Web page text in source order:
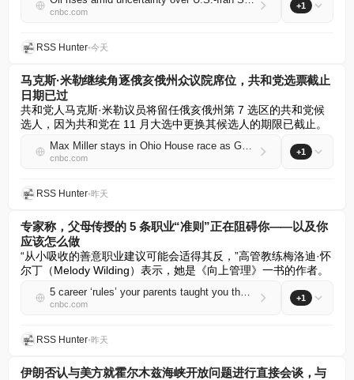
cnbc.com
+1
RSS Hunter•今天
马克斯·米勒继续角逐俄亥俄州众议院席位，共和党选票截止
日期已过
共和党人马克斯·米勒议员将留任俄亥俄州第 7 选区的共和党候
选人，因为共和党在 11 月大选中更换其候选人的期限已截止。
Max Miller stays in Ohio House race as GOP ballot deadline passes
cnbc.com
+1
RSS Hunter•昨天
专家称，父母传授的 5 条职业“准则”正在阻碍你——以及你
应该怎么做
“从小吸收的善意职业建议可能会适得其反，”高管教练梅洛迪·怀
尔丁（Melody Wilding）表示，她是《向上管理》一书的作者。
5 career ‘rules’ your parents taught you that are working against you, says expert—and what to do instead
cnbc.com
+1
RSS Hunter•昨天
伊朗否认与美方就霍尔木兹海峡开放问题进行直接会谈，与